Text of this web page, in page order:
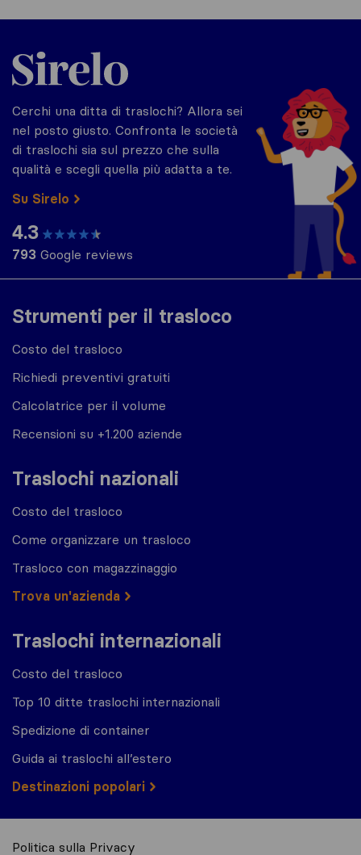
Strumenti per il trasloco
Costo del trasloco
Richiedi preventivi gratuiti
Calcolatrice per il volume
Recensioni su +1.200 aziende
Traslochi nazionali
Costo del trasloco
Come organizzare un trasloco
Trasloco con magazzinaggio
Trova un'azienda
Traslochi internazionali
Costo del trasloco
Top 10 ditte traslochi internazionali
Spedizione di container
Guida ai traslochi all’estero
Destinazioni popolari
Sirelo.it
Cerchi una ditta di traslochi? Allora sei
nel posto giusto. Confronta le società
di traslochi sia sul prezzo che sulla
qualità e scegli quella più adatta a te.
Su Sirelo
4.3
793 Google reviews
Politica sulla Privacy